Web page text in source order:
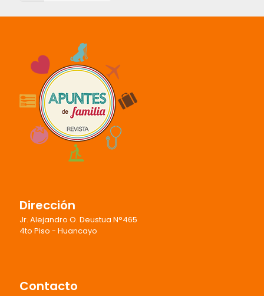
Dirección
Jr. Alejandro O. Deustua N°465
4to Piso - Huancayo
Contacto